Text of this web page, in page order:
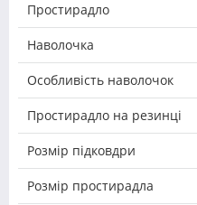
Простирадло
Наволочка
Особливість наволочок
Простирадло на резинці
Розмір підковдри
Розмір простирадла